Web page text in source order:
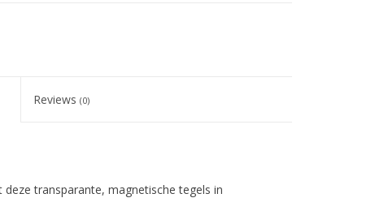
Reviews(0)
transparante, magnetische tegels in